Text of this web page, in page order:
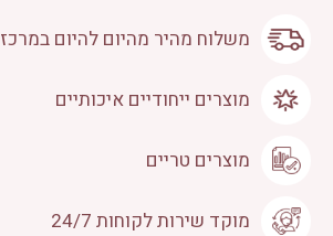
משלוח מהיר מהיום להיום במרכז
מוצרים ייחודיים איכותיים
מוצרים טריים
מוקד שירות לקוחות 24/7